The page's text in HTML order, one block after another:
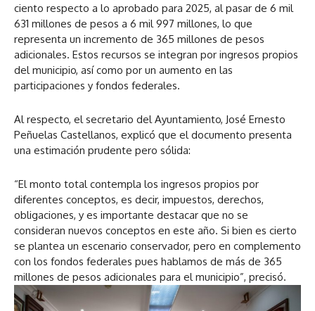
ciento respecto a lo aprobado para 2025, al pasar de 6 mil
631 millones de pesos a 6 mil 997 millones, lo que
representa un incremento de 365 millones de pesos
adicionales. Estos recursos se integran por ingresos propios
del municipio, así como por un aumento en las
participaciones y fondos federales.
Al respecto, el secretario del Ayuntamiento, José Ernesto
Peñuelas Castellanos, explicó que el documento presenta
una estimación prudente pero sólida:
“El monto total contempla los ingresos propios por
diferentes conceptos, es decir, impuestos, derechos,
obligaciones, y es importante destacar que no se
consideran nuevos conceptos en este año. Si bien es cierto
se plantea un escenario conservador, pero en complemento
con los fondos federales pues hablamos de más de 365
millones de pesos adicionales para el municipio”, precisó.